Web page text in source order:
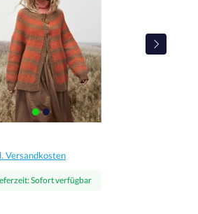
Versandkosten
Sofort verfügbar